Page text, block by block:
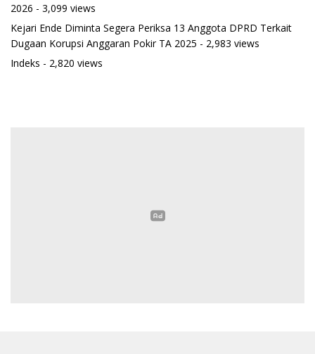
2026 - 3,099 views
Kejari Ende Diminta Segera Periksa 13 Anggota DPRD Terkait
Dugaan Korupsi Anggaran Pokir TA 2025 - 2,983 views
Indeks - 2,820 views